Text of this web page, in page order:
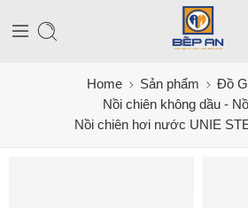
Home Sản phẩm
Đồ
Nồi chiên không dầu -
Nồi chiên hơi nước UNIE